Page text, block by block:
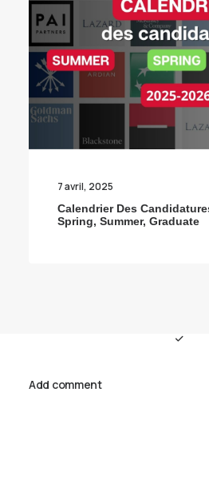
7 avril, 2025
Calendrier Des
Spring, Summer, Graduate
Add comment